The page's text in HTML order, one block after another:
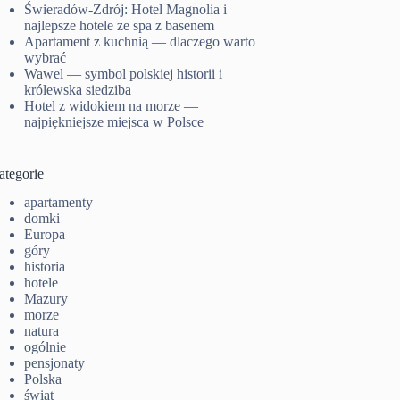
Świeradów-Zdrój: Hotel Magnolia i
najlepsze hotele ze spa z basenem
Apartament z kuchnią — dlaczego warto
wybrać
Wawel — symbol polskiej historii i
królewska siedziba
Hotel z widokiem na morze —
najpiękniejsze miejsca w Polsce
apartamenty
domki
Europa
góry
historia
hotele
Mazury
morze
natura
ogólnie
pensjonaty
Polska
świat